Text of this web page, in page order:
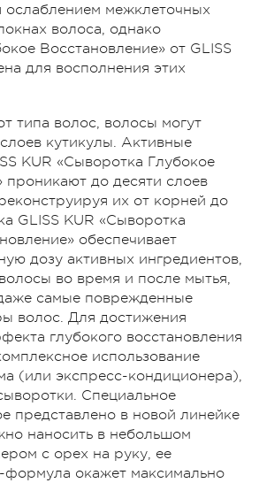
ослаблением межклеточных
волоса, однако
Восстановление» от GLISS
для восполнения этих
типа волос, волосы могут
кутикулы. Активные
KUR «Сыворотка Глубокое
проникают до десяти слоев
их от корней до
GLISS KUR «Сыворотка
обеспечивает
дозу активных ингредиентов,
во время и после мытья,
самые поврежденные
волос. Для достижения
глубокого восстановления
использование
(или экспресс-кондиционера),
Специальное
представлено в новой линейке
наносить в небольшом
с орех на руку, ее
формула окажет максимально